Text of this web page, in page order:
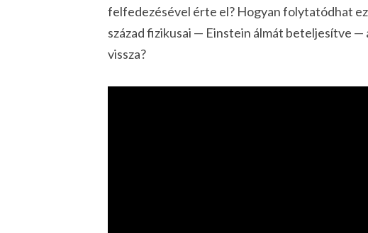
felfedezésével érte el? Hogyan folytatódhat
század fizikusai — Einstein álmát beteljesítve
vissza?